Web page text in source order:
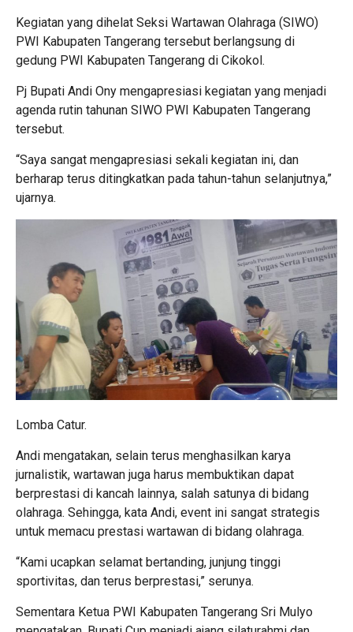
Kegiatan yang dihelat Seksi Wartawan Olahraga (SIWO)
PWI Kabupaten Tangerang tersebut berlangsung di
gedung PWI Kabupaten Tangerang di Cikokol.
Pj Bupati Andi Ony mengapresiasi kegiatan yang menjadi
agenda rutin tahunan SIWO PWI Kabupaten Tangerang
tersebut.
“Saya sangat mengapresiasi sekali kegiatan ini, dan
berharap terus ditingkatkan pada tahun-tahun selanjutnya,”
ujarnya.
Lomba Catur.
Andi mengatakan, selain terus menghasilkan karya
jurnalistik, wartawan juga harus membuktikan dapat
berprestasi di kancah lainnya, salah satunya di bidang
olahraga. Sehingga, kata Andi, event ini sangat strategis
untuk memacu prestasi wartawan di bidang olahraga.
“Kami ucapkan selamat bertanding, junjung tinggi
sportivitas, dan terus berprestasi,” serunya.
Sementara Ketua PWI Kabupaten Tangerang Sri Mulyo